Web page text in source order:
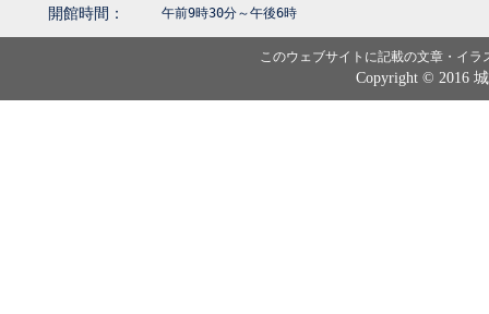
開館時間： 午前9時30分～午後6時
このウェブサイトに記載の文章・イ
Copyright © 2016